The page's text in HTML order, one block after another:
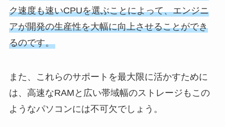
ク速度も速いCPUを選ぶことによって、エンジニ
アが開発の生産性を大幅に向上させることができ
るのです。
また、これらのサポートを最大限に活かすために
は、高速なRAMと広い帯域幅のストレージもこの
ようなパソコンには不可欠でしょう。